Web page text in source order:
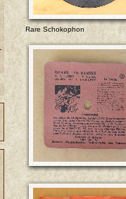
Rare Schokophon